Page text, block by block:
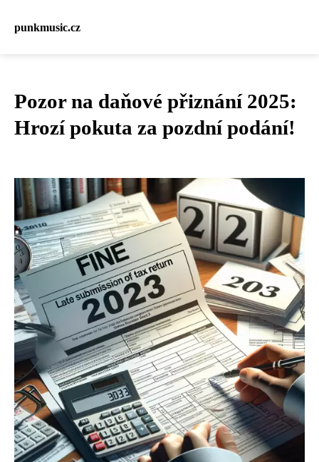
punkmusic.cz
Pozor na daňové přiznání 2025:
Hrozí pokuta za pozdní podání!